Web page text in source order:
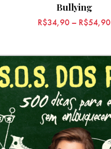
Bullying
R$34,90 – R$54,90